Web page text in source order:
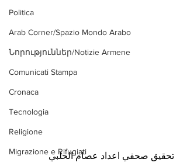
Politica
Arab Corner/Spazio Mondo Arabo
Նորություններ/Notizie Armene
Comunicati Stampa
Cronaca
Tecnologia
Religione
Migrazione e Rifugiati تحقيق صحفي اعداد عصام الحلبي